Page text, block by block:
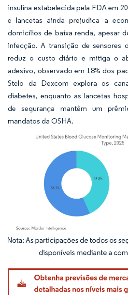
insulina estabelecida pela FDA em
e lancetas ainda prejudica a
domicílios de baixa renda, apesar
infecção. A transição de sensores
reduz o custo diário e mitiga o
adesivo, observado em 18% dos
Stelo da Dexcom explora os
diabetes, enquanto as lancetas
de segurança mantêm um
mandatos da OSHA.
Imagem © Mordor Intelligence. O reuso